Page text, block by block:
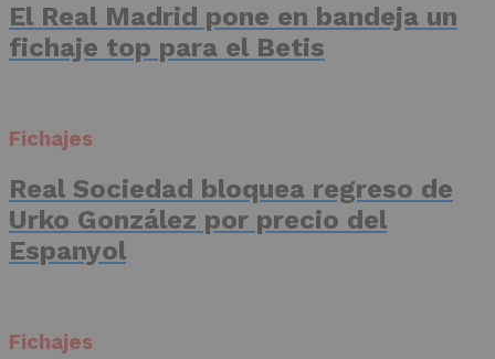
El Real Madrid pone en bandeja un
fichaje top para el Betis
Fichajes
Real Sociedad bloquea regreso de
Urko González por precio del
Espanyol
Fichajes